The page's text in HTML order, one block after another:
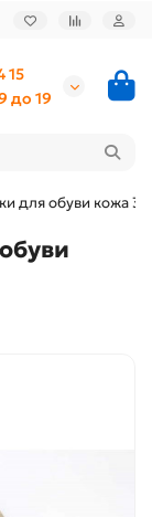
15
до 19
для обуви кожа